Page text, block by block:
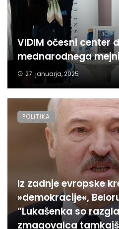
VIDIM očesni center
mednarodnega
27. januarja, 2025
Iz zadnje evropske
»demokracije«,
“Lukašenka so
zmagovalca
POLITIKA